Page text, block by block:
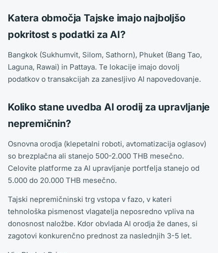
Katera območja Tajske imajo najboljšo
pokritost s podatki za AI?
Bangkok (Sukhumvit, Silom, Sathorn), Phuket (Bang Tao,
Laguna, Rawai) in Pattaya. Te lokacije imajo dovolj
podatkov o transakcijah za zanesljivo AI napovedovanje.
Koliko stane uvedba AI orodij za upravljanje
nepremičnin?
Osnovna orodja (klepetalni roboti, avtomatizacija oglasov)
so brezplačna ali stanejo 500-2.000 THB mesečno.
Celovite platforme za AI upravljanje portfelja stanejo od
5.000 do 20.000 THB mesečno.
Tajski nepremičninski trg vstopa v fazo, v kateri
tehnološka pismenost vlagatelja neposredno vpliva na
donosnost naložbe. Kdor obvlada AI orodja že danes, si
zagotovi konkurenčno prednost za naslednjih 3-5 let.